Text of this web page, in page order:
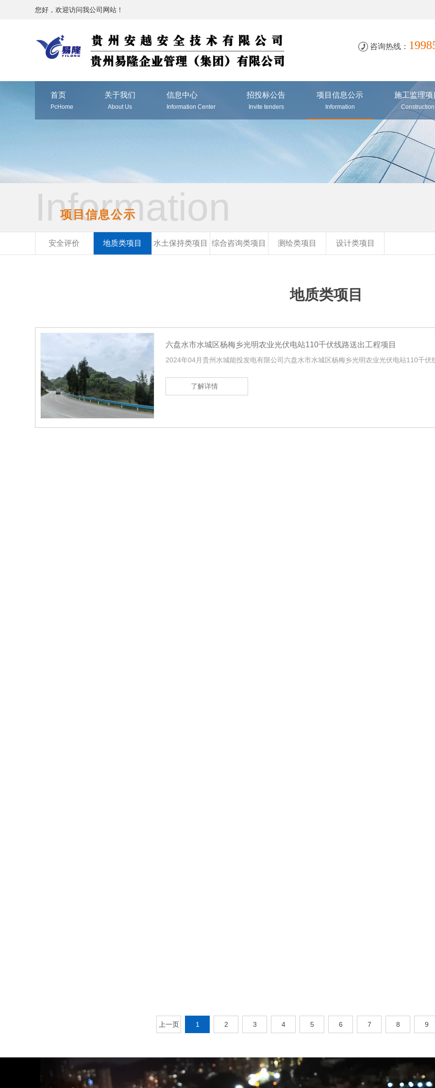
您好，欢迎访问我公司网站！
咨询热线：
首页
PcHome
关于我们
About Us
信息中心
Information Center
招投标公告
Invite tenders
项目信息公示
Information
施工监理项
Construction
Information
项目信息公示
安全评价 地质类项目 水土保持类项目 综合咨询类项目 测绘类项目 设计类项目
地质类项目
六盘水市水城区杨梅乡光明农业光伏电站110千伏线路送出工程项目
2024年04月贵州水城能投发电有限公司六盘水市水城区杨梅乡光明农业光伏电站110千伏
了解详情
上一页 1 2 3 4 5 6 7 8 9